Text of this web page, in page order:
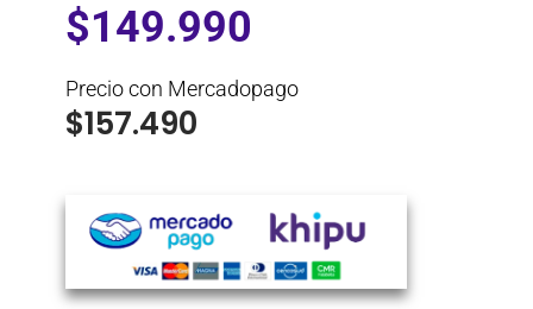
$149.990
Precio con Mercadopago
$157.490